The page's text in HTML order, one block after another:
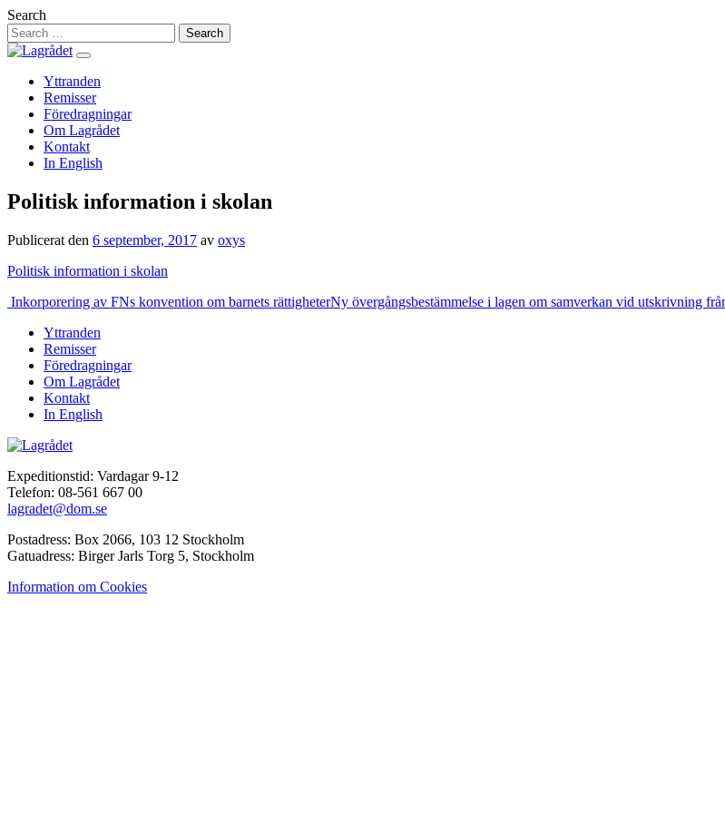
Hoppa
till
innehåll
Search
Yttranden
Remisser
Föredragningar
Om Lagrådet
Kontakt
In English
Politisk information i skolan
Publicerat den 6 september, 2017 av oxys
Politisk information i skolan
Inläggsnavigering
Inkorporering av FNs konvention om barnets rättigheterNy övergångsbestämmelse i lagen om samverkan vid utskrivning
Yttranden
Remisser
Föredragningar
Om Lagrådet
Kontakt
In English
Expeditionstid: Vardagar 9-12
Telefon: 08-561 667 00
lagradet@dom.se
Postadress: Box 2066, 103 12 Stockholm
Gatuadress: Birger Jarls Torg 5, Stockholm
Information om Cookies